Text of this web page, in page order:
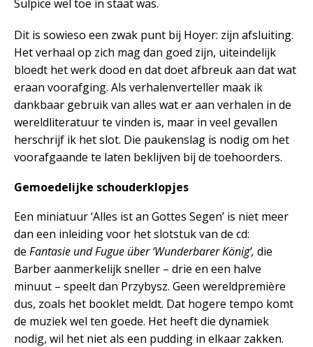
Sulpice wel toe in staat was.
Dit is sowieso een zwak punt bij Hoyer: zijn afsluiting.
Het verhaal op zich mag dan goed zijn, uiteindelijk
bloedt het werk dood en dat doet afbreuk aan dat wat
eraan voorafging. Als verhalenverteller maak ik
dankbaar gebruik van alles wat er aan verhalen in de
wereldliteratuur te vinden is, maar in veel gevallen
herschrijf ik het slot. Die paukenslag is nodig om het
voorafgaande te laten beklijven bij de toehoorders.
Gemoedelijke schouderklopjes
Een miniatuur ‘Alles ist an Gottes Segen’ is niet meer
dan een inleiding voor het slotstuk van de cd:
de Fantasie und Fugue über ‘Wunderbarer König’, die
Barber aanmerkelijk sneller – drie en een halve
minuut – speelt dan Przybysz. Geen wereldpremière
dus, zoals het booklet meldt. Dat hogere tempo komt
de muziek wel ten goede. Het heeft die dynamiek
nodig, wil het niet als een pudding in elkaar zakken.